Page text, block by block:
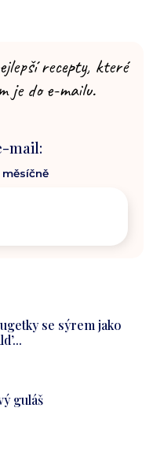
recepty, které
je do e-mailu.
mail:
měsíčně
se sýrem jako
guláš